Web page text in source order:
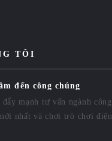
TÔI
đến công chúng
mạnh tư vấn ngành công
nhất và chơi trò chơi điện